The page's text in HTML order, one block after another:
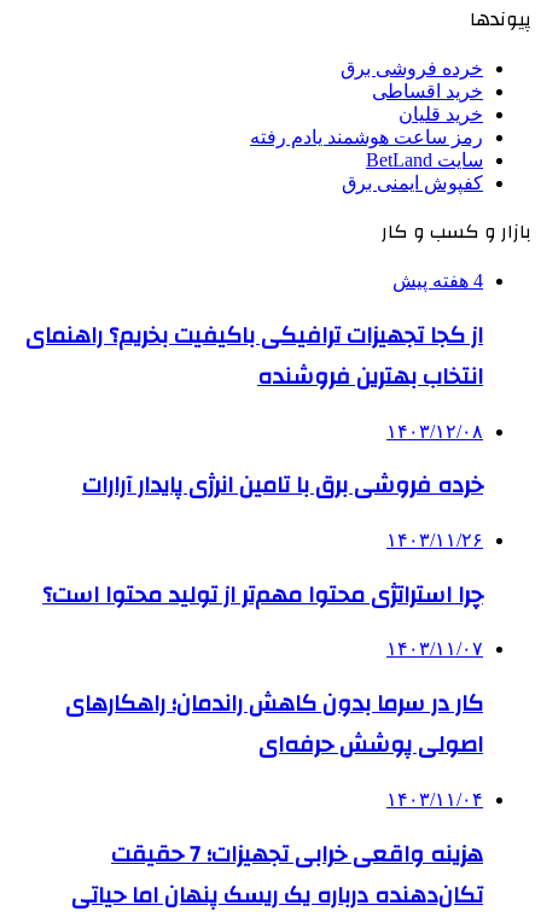
پیوندها
خرده فروشی برق
خرید اقساطی
خرید قلیان
رمز ساعت هوشمند یادم رفته
سایت BetLand
کفپوش ایمنی برق
بازار و کسب و کار
4 هفته پیش
از کجا تجهیزات ترافیکی باکیفیت بخریم؟ راهنمای
انتخاب بهترین فروشنده
۱۴۰۳/۱۲/۰۸
خرده فروشی برق با تامین انرژی پایدار آرارات
۱۴۰۳/۱۱/۲۶
چرا استراتژی محتوا مهم‌تر از تولید محتوا است؟
۱۴۰۳/۱۱/۰۷
کار در سرما بدون کاهش راندمان؛ راهکارهای
اصولی پوشش حرفه‌ای
۱۴۰۳/۱۱/۰۴
هزینه واقعی خرابی تجهیزات؛ 7 حقیقت
تکان‌دهنده درباره یک ریسک پنهان اما حیاتی